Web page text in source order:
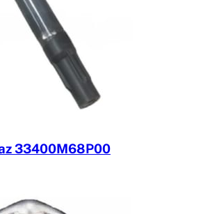
33400M68P00